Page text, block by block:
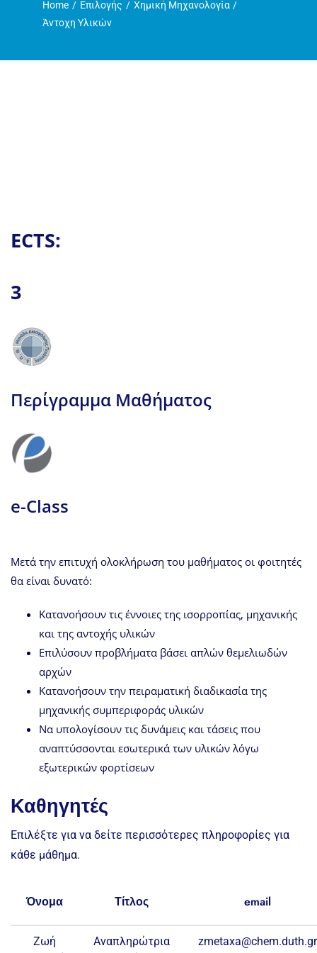
Η ζωή στο Τμήμα
Home Επιλογής
Χημική Μηχανολογία
Άντοχη Υλικών
ECTS:
3
Περίγραμμα Μαθήματος
e-Class
Μετά την επιτυχή ολοκλήρωση του μαθήματος οι φοιτητές
θα είναι δυνατό:
Κατανοήσουν τις έννοιες της ισορροπίας, μηχανικής
και της αντοχής υλικών
Επιλύσουν προβλήματα βάσει απλών θεμελιωδών
αρχών
Κατανοήσουν την πειραματική διαδικασία της
μηχανικής συμπεριφοράς υλικών
Να υπολογίσουν τις δυνάμεις και τάσεις που
αναπτύσσονται εσωτερικά των υλικών λόγω
εξωτερικών φορτίσεων
Καθηγητές
Επιλέξτε για να δείτε περισσότερες πληροφορίες για
κάθε μάθημα.
Όνομα Τίτλος email
Ζωή
Αναπληρώτρια
zmetaxa@chem.duth.gr